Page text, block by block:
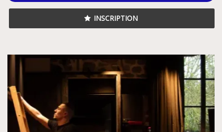
INSCRIPTION